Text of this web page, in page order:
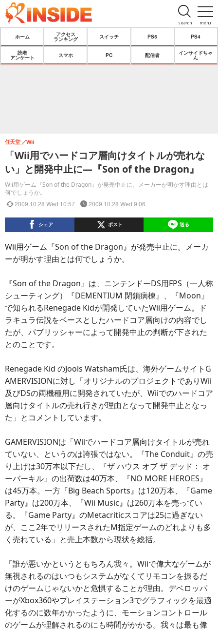
menu
search
ホーム
アクセス
ランキング
スイッチ PS5 PS4
読者
アンケート
スマホ PC 配信者
インサイドちゃ
ん
「Wii用でハードコア層向けタイトルが売れな
い」と開発中止に―『Son of the Dragon』
Wii用ゲーム『Son of the Dragon』が発売中止に。メーカーが明かす理由とは
何でしょうか。
任天堂 Wii
2009.10.28 Wed 10:57 2009.10.28 Wed 9:06
シェア ポスト 送る
Wii用ゲーム『Son of the Dragon』が発売中止に。メーカ
ーが明かす理由とは何でしょうか。
『Son of the Dragon』は、ニンテンドーDS用FPS（一人称
シューティング）『DEMENTIUM 閉鎖病棟』、『Moon』
で知られるRenegade Kidが開発していたWii用ゲーム。ド
ラキュラ伝説をベースとしたハードコア層向けの内容でし
たが、パブリッシャーによって開発中止の判断が下された
とのことです。
Renegade Kid のJools Watsham氏は、海外ゲームサイトG
AMERVISIONに対し「オリジナルのプロジェクトでありWii
及びDSの両機種用に開発されていたが、Wiiでのハードコア
層向けタイトルの売れ行きが理由となって開発中止となっ
た」とコメントしています。
GAMERVISIONは「Wiiでハードコア層向けタイトルが売れ
ていない、というのは誇張ではない。『The Conduit』の売
り上げは30万本以下だし、『ザ ハウス オブ ザ デッド： オ
ーバーキル』の出荷数は40万本、『NO MORE HEROES』
は45万本。一方『Big Beach Sports』は120万本、『Game
Party』は200万本、『Wii Music』は260万本を売ってい
る。『Game Party』のMetacriticスコアは25に過ぎない
が、ここ2年でリリースされたM指定ゲームのどれよりも多
く売れている」と売上本数から現状を総括。
「誰が悪いかというともちろん我々。Wiiで偉大なゲームが
無視されるのはいつもシステムがなくてリモコンを振るだ
けのゲームじゃないかと危惧することが理由。デベロッパ
ーがXbox360やプレイステーション3でグラフィックを最適
化するのに数年かかったように、モーションコントロール
のゲームが理解されるのにも時間がかかる。我々は最も偉